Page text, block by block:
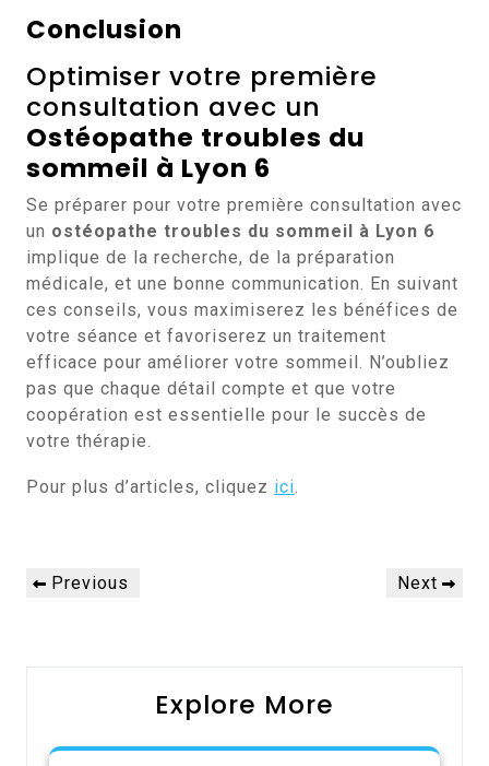
Conclusion
Optimiser votre première
consultation avec un
Ostéopathe troubles du
sommeil à Lyon 6
Se préparer pour votre première consultation avec
un ostéopathe troubles du sommeil à Lyon 6
implique de la recherche, de la préparation
médicale, et une bonne communication. En suivant
ces conseils, vous maximiserez les bénéfices de
votre séance et favoriserez un traitement
efficace pour améliorer votre sommeil. N’oubliez
pas que chaque détail compte et que votre
coopération est essentielle pour le succès de
votre thérapie.
Pour plus d’articles, cliquez ici.
Navigation
dePrevious
Previous
Next
Next
Explore More